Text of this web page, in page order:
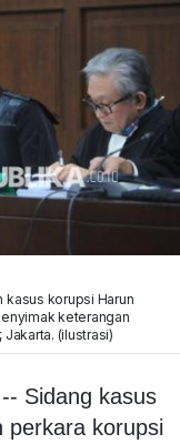
kasus korupsi Harun
keterangan
(ilustrasi)
Sidang kasus
perkara korupsi